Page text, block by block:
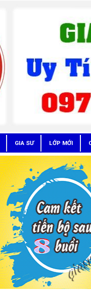
GIA SƯ LỚP MỚI